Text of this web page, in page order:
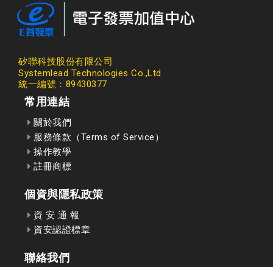
矽聯科技股份有限公司
Systemlead Technologies Co.,Ltd
統一編號：89430377
常用連結
關於我們
服務條款（Terms of Service）
操作教學
註冊商標
個資與隱私政策
資 安 通 報
資安認證標章
聯絡我們